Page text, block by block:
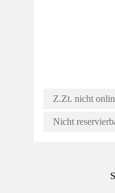
Z.Zt. nicht
Nicht